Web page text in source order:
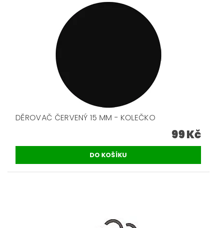
DĚROVAČ ČERVENÝ 15 MM - KOLEČKO
99 Kč